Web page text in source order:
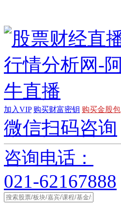
加入VIP 购买财富密钥 购买金股包
微信扫码咨询
咨询电话：
021-62167888